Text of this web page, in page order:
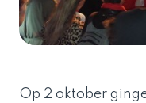
Op 2 oktober